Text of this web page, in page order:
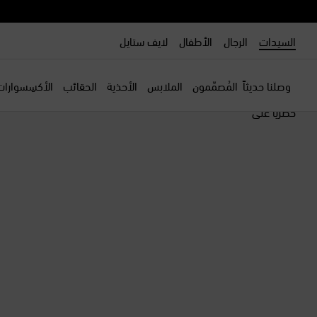
السيدات الرجال الأطفال لايف ستايل
وصلنا حديثاً المُصمّمون الملابس الأحذية الحقائب
حصرياً على